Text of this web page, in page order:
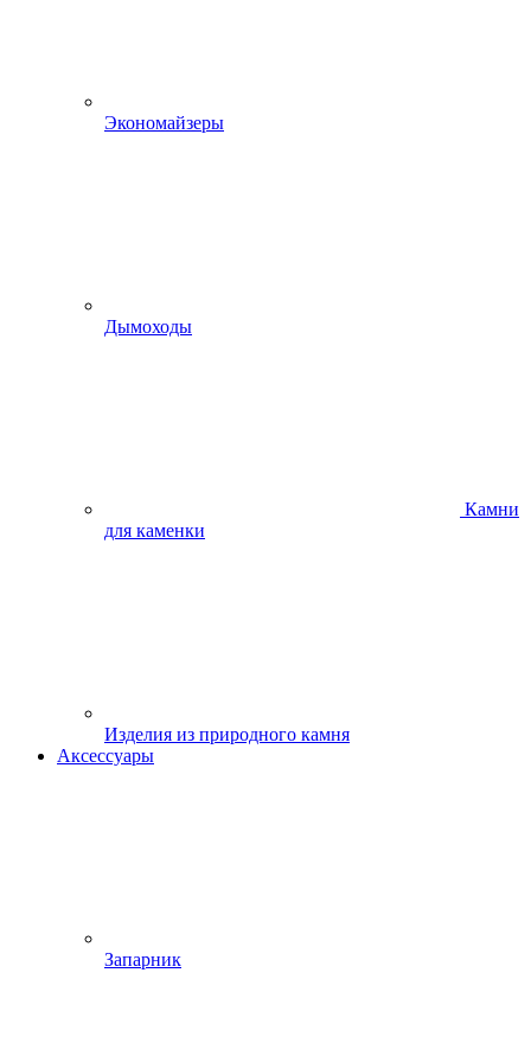
Экономайзеры
Дымоходы
Камни
для каменки
Изделия из природного камня
Аксессуары
Запарник